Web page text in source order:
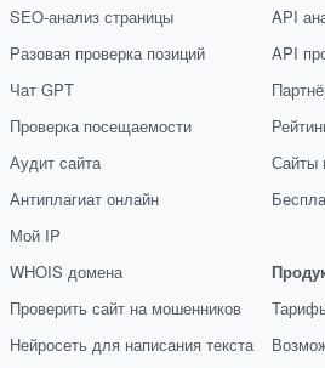
SEO-анализ страницы
Разовая проверка позиций
Чат GPT
Проверка посещаемости
Аудит сайта
Антиплагиат онлайн
Мой IP
WHOIS домена
Проверить сайт на мошенников
Нейросеть для написания текста
API
API
Сайты